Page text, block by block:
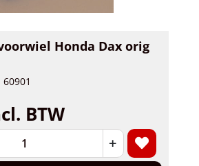
Honda Dax orig
BTW
+